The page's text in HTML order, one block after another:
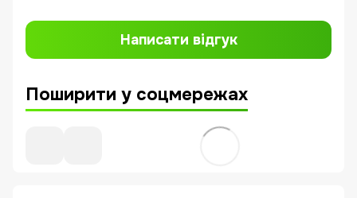
Написати відгук
Поширити у соцмережах